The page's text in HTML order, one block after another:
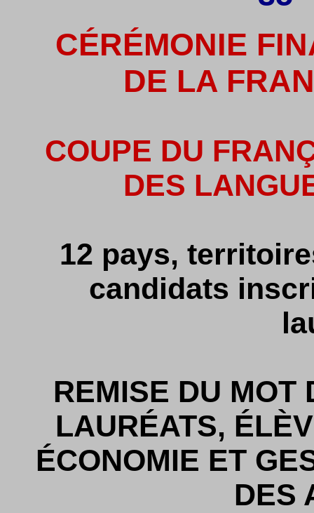
CÉRÉMONIE
DE LA
COUPE DU
DES
12 pays,
candidats
REMISE DU MOT
LAURÉATS,
ÉCONOMIE ET
DES